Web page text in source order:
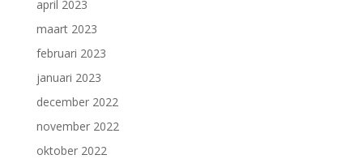
april 2023
maart 2023
februari 2023
januari 2023
december 2022
november 2022
oktober 2022